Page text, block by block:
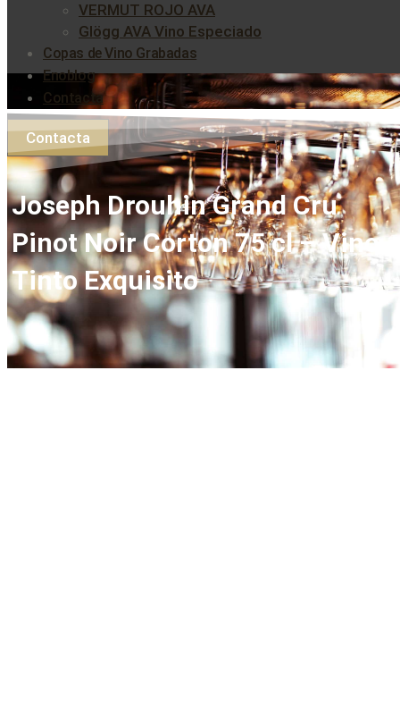
VERMUT ROJO AVA
Glögg AVA Vino Especiado
Copas de Vino Grabadas
Enoblog
Contacta
Contacta
Joseph Drouhin Grand Cru
Pinot Noir Corton 75 cl – Vino
Tinto Exquisito